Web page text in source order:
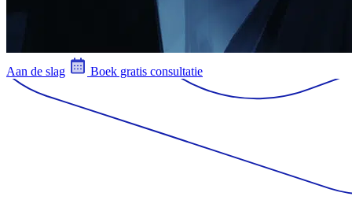
Aan de slag Boek gratis consultatie